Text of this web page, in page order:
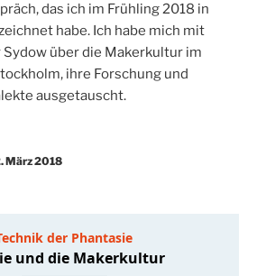
das ich im Frühling 2018 in
habe. Ich habe mich mit
über die Makerkultur im
ihre Forschung und
ausgetauscht.
März 2018